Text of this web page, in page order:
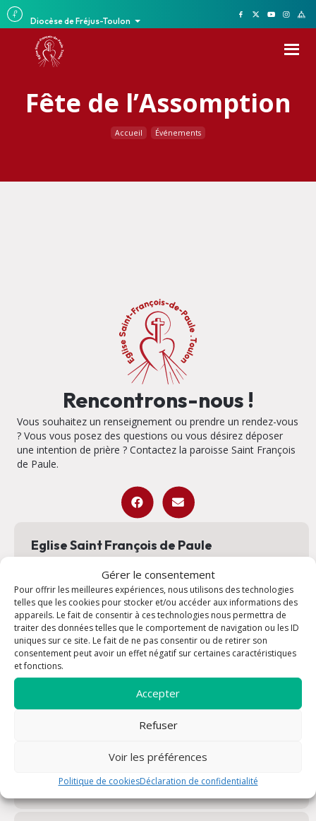
Gérer le consentement
Pour offrir les meilleures expériences, nous utilisons des technologies
telles que les cookies pour stocker et/ou accéder aux informations des
appareils. Le fait de consentir à ces technologies nous permettra de
traiter des données telles que le comportement de navigation ou les ID
uniques sur ce site. Le fait de ne pas consentir ou de retirer son
consentement peut avoir un effet négatif sur certaines caractéristiques
et fonctions.
Accepter
Refuser
Voir les préférences
Politique de cookiesDéclaration de confidentialité
Diocèse de Fréjus-Toulon
Fête de l’Assomption
Accueil Événements
Rencontrons-nous !
Vous souhaitez un renseignement ou prendre un rendez-vous
? Vous vous posez des questions ou vous désirez déposer
une intention de prière ? Contactez la paroisse Saint François
de Paule.
Eglise Saint François de Paule
Salles saint Joseph
Adresse : 118 Rue des Fils Blancard 83000 Toulon Plan
Maison Charles de Foucauld
Adresse : 27 Rue Augustin Daumas 83000 Toulon Plan
Email : contact@saintfrancoisdepaule.org
Adresse : 104 Cr Lafayette 83000 Toulon Plan